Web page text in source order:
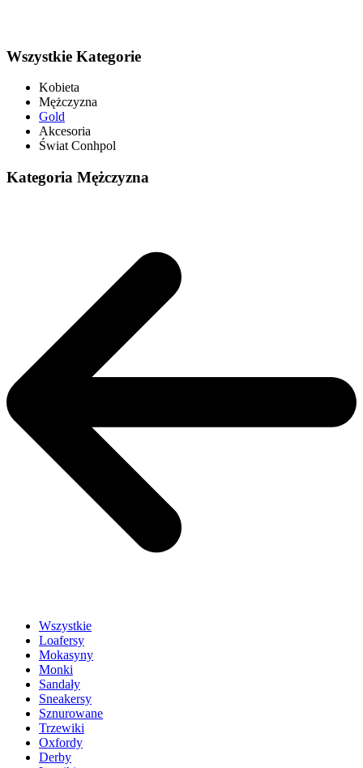
Wszystkie Kategorie
Kobieta
Mężczyzna
Gold
Akcesoria
Świat Conhpol
Kategoria Mężczyzna
Wszystkie
Loafersy
Mokasyny
Monki
Sandały
Sneakersy
Sznurowane
Trzewiki
Oxfordy
Derby